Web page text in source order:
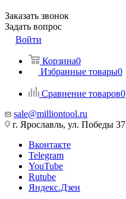
Заказать звонок
Задать вопрос
Войти
Корзина0
Избранные товары0
Сравнение товаров0
sale@milliontool.ru
г. Ярославль, ул. Победы 37
Вконтакте
Telegram
YouTube
Rutube
Яндекс.Дзен